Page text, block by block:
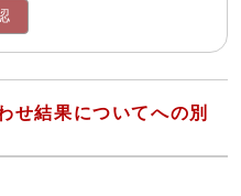
せ結果についてへの別